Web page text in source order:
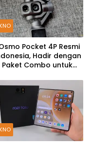
Pocket 4P Resmi
Hadir dengan
Paket Combo untuk